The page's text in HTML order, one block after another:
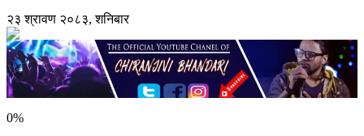
२३ श्रावण २०८३, शनिबार
0%